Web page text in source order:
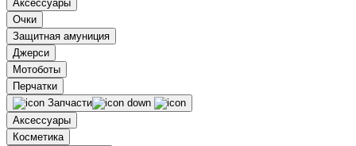
Аксессуары
Очки
Защитная амуниция
Джерси
Мотоботы
Перчатки
Запчасти
Аксессуары
Косметика